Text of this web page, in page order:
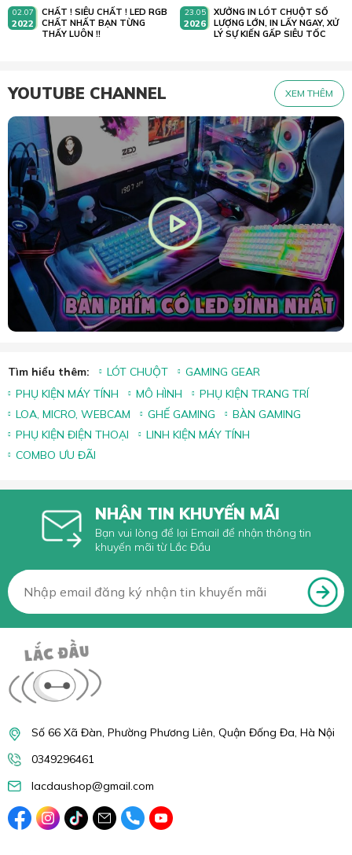
02.07
2022
CHẤT ! SIÊU CHẤT ! LED RGB
CHẤT NHẤT BẠN TỪNG
THẤY LUÔN !!
23.05
2026
XƯỞNG IN LÓT CHUỘT SỐ
LƯỢNG LỚN, IN LẤY NGAY, XỬ
LÝ SỰ KIẾN GẤP SIÊU TỐC
YOUTUBE CHANNEL XEM THÊM
Tìm hiểu thêm: LÓT CHUỘT
GAMING GEAR
PHỤ KIỆN MÁY TÍNH
MÔ HÌNH
PHỤ KIỆN TRANG TRÍ
LOA, MICRO, WEBCAM
GHẾ GAMING
BÀN GAMING
PHỤ KIỆN ĐIỆN THOẠI
LINH KIỆN MÁY TÍNH
COMBO ƯU ĐÃI
NHẬN TIN KHUYẾN MÃI
Bạn vui lòng để lại Email để nhận thông tin
khuyến mãi từ Lắc Đầu
Số 66 Xã Đàn, Phường Phương Liên, Quận Đống Đa, Hà Nội
0349296461
lacdaushop@gmail.com